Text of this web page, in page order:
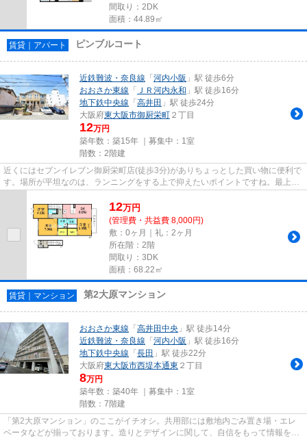
間取り：2DK
面積：44.89㎡
賃貸｜アパート ピンブルコート
近鉄難波・奈良線 「河内小阪 」駅 徒歩6分
おおさか東線 「 ＪＲ河内永和 」駅 徒歩16分
地下鉄中央線 「高井田 」駅 徒歩24分
大阪府東大阪市御厨栄町 ２丁目
12万円
築年数：築15年 ｜募集中： 1室
階数：2階建
近くにはセブンイレブン御厨栄町店(徒歩3分)がありちょっとした買い物に便利で
す。場所が平坦なのは、ランニングをする上で抑えたいポイントですね。最上階
の物件です。敷地内にゴミ置...
12万円
(管理費・共益費 8,000円)
敷：0ヶ月｜礼：2ヶ月
所在階：2階
間取り：3DK
面積：68.22㎡
賃貸｜マンション 第2大原マンション
おおさか東線 「高井田中央 」駅 徒歩14分
近鉄難波・奈良線 「河内小阪 」駅 徒歩16分
地下鉄中央線 「長田 」駅 徒歩22分
大阪府東大阪市西堤本通東 ２丁目
8万円
築年数：築40年 ｜募集中： 1室
階数：7階建
「第2大原マンション」のここがイチオシ。共用部には敷地内ごみ置き場・エレ
ベータなどが揃っております。造りとデザインに関して、自信をもって情報を提